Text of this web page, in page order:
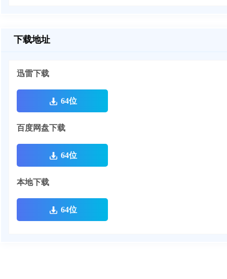
下载地址
迅雷下载
64位
百度网盘下载
64位
本地下载
64位